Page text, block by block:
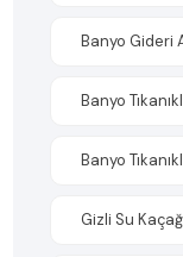
Banyo Gideri
Banyo
Banyo
Gizli Su